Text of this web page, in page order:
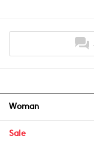
Woman
Sale